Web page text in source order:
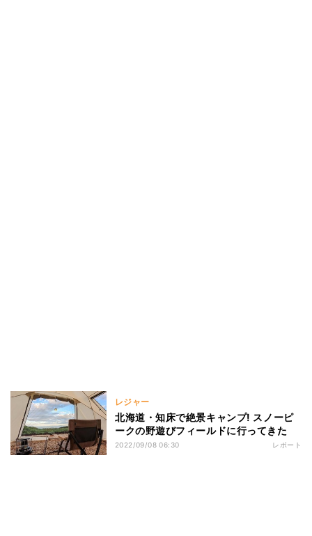
レジャー
北海道・知床で絶景キャンプ! スノーピ
ークの野遊びフィールドに行ってきた
2022/09/08 06:30 レポート